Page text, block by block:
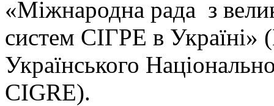
«Міжнародна рада з
систем СІГРЕ в
Українського
CIGRE).